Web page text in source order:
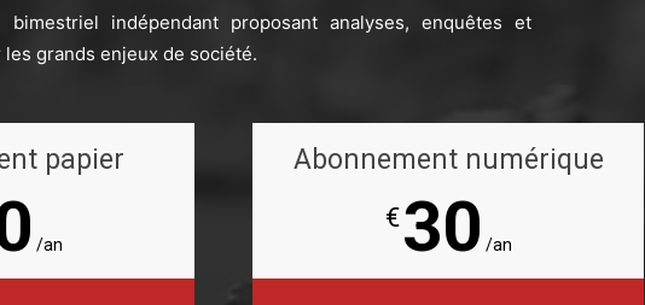
indépendant proposant analyses, enquêtes et
grands enjeux de société.
papier
/an
Abonnement numérique
€30 /an